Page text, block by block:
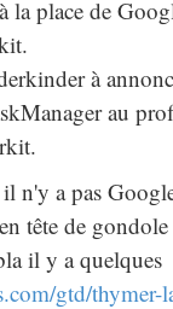
la place de
à
au
n'y a pas
tête de gondole
il y a quelques
gtd/thymer-